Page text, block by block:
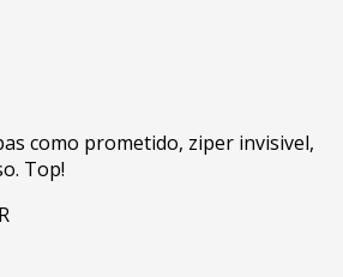
como prometido, ziper invisivel,
Top!